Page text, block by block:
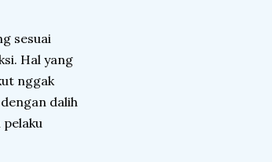
sesuai
Hal yang
nggak
dalih